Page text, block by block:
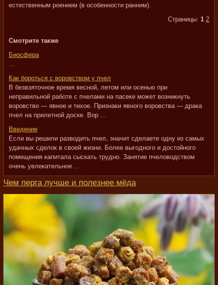
естественным роением (в особенности ранним).
Страницы: 1 2
Смотрите также
Биосфера
...
Как бороться с воровством у пчел
В безвзяточное время весной, летом или осенью при
неправильной работе с пчелами на пасеке может возникнуть
воровство — явное и тихое. Признаки явного воровства — драка
пчел на прилетной доске. Вор ...
Введение
Если вы решили разводить пчел, значит сделаете одну из самых
удачных сделок в своей жизни. Более выгодного и достойного
помещения капитала сыскать трудно. Занятие пчеловодством
очень увлекательное ...
Чем перга лучше и полезнее мёда